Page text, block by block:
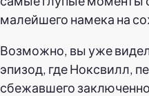
малейшего намека на
Возможно, вы уже
эпизод, где Ноксвилл,
сбежавшего